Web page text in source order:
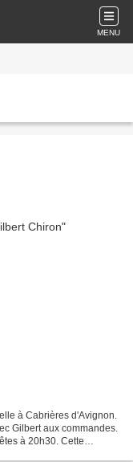
MENU
à Cabrières d'Avignon.
Gilbert aux commandes.
à 20h30. Cette